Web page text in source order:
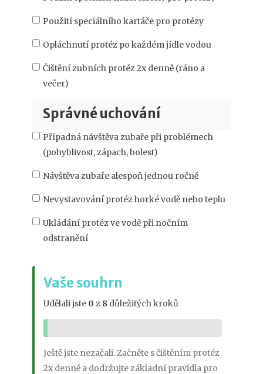
Čištění zubních protéz 2x denně (ráno a
večer)
Opláchnutí protéz po každém jídle vodou
Použití speciálního kartáče pro protézy
Správné uchování
Ukládání protéz ve vodě při nočním
odstranění
Nevystavování protéz horké vodě nebo teplu
Návštěva zubaře alespoň jednou ročně
Případná návštěva zubaře při problémech
(pohyblivost, zápach, bolest)
Vaše souhrn
Udělali jste 0 z 8 důležitých kroků
Ještě jste nezačali. Začněte s čištěním protéz
2x denně a dodržujte základní pravidla pro